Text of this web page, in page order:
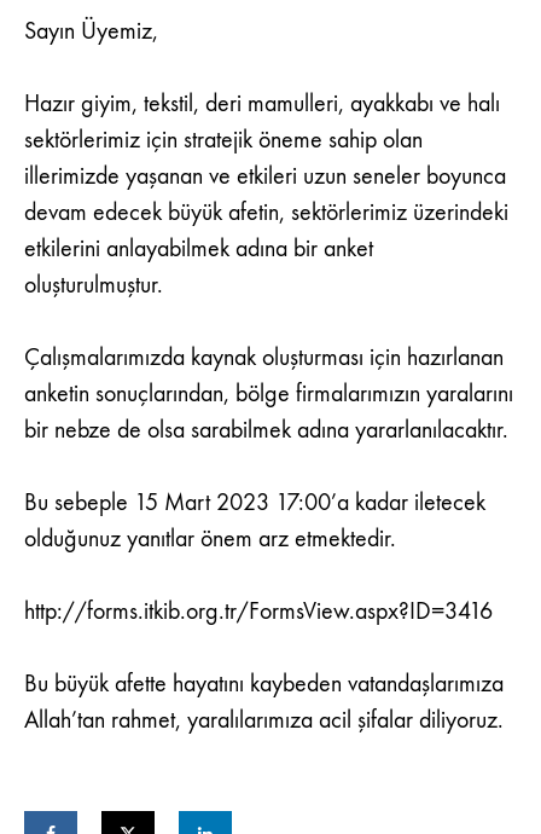
VE
HALI
SEKTÖRLERINE
ETKILERI
Sayın Üyemiz,
Hazır giyim, tekstil, deri mamulleri, ayakkabı ve halı
sektörlerimiz için stratejik öneme sahip olan
illerimizde yaşanan ve etkileri uzun seneler boyunca
devam edecek büyük afetin, sektörlerimiz üzerindeki
etkilerini anlayabilmek adına bir anket
oluşturulmuştur.
Çalışmalarımızda kaynak oluşturması için hazırlanan
anketin sonuçlarından, bölge firmalarımızın yaralarını
bir nebze de olsa sarabilmek adına yararlanılacaktır.
Bu sebeple 15 Mart 2023 17:00’a kadar iletecek
olduğunuz yanıtlar önem arz etmektedir.
http://forms.itkib.org.tr/FormsView.aspx?ID=3416
Bu büyük afette hayatını kaybeden vatandaşlarımıza
Allah’tan rahmet, yaralılarımıza acil şifalar diliyoruz.